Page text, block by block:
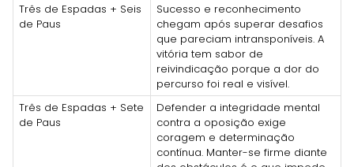
Três de Espadas + Seis
de Paus
Sucesso e reconhecimento
chegam após superar desafios
que pareciam intransponíveis. A
vitória tem sabor de
reivindicação porque a dor do
percurso foi real e visível.
Três de Espadas + Sete
de Paus
Defender a integridade mental
contra a oposição exige
coragem e determinação
contínua. Manter-se firme diante